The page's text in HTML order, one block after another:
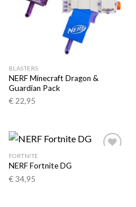
BLASTERS
NERF Minecraft Dragon &
Guardian Pack
€22,95
FORTNITE
NERF Fortnite DG
€34,95